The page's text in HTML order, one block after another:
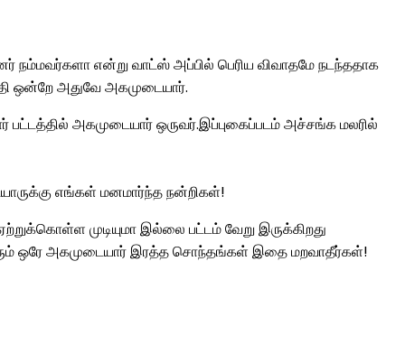
நம்மவர்களா என்று வாட்ஸ் அப்பில் பெரிய விவாதமே நடந்ததாக
ஒன்றே அதுவே அகமுடையார்.
அகமுடையார் ஒருவர்.இப்புகைப்படம் அச்சங்க மலரில்
எங்கள் மனமார்ந்த நன்றிகள்!
முடியுமா இல்லை பட்டம் வேறு இருக்கிறது
ஒரே அகமுடையார் இரத்த சொந்தங்கள் இதை மறவாதீர்கள்!